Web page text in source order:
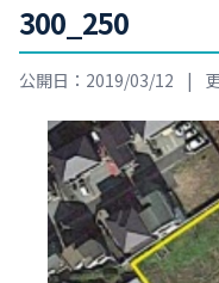
300_250
公開日：2019/03/12 |